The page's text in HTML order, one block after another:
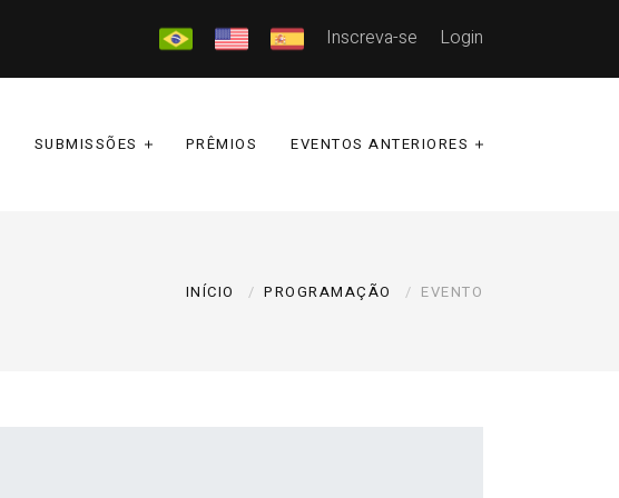
Inscreva-se Login
SUBMISSÕES PRÊMIOS EVENTOS ANTERIORES
INÍCIO PROGRAMAÇÃO EVENTO